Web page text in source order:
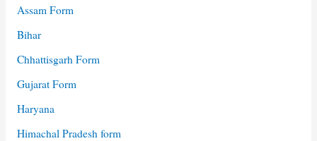
Assam Form
Bihar
Chhattisgarh Form
Gujarat Form
Haryana
Himachal Pradesh form